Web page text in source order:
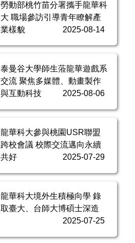
勞動部桃竹苗分署攜手龍華科
大 職場參訪引導青年瞭解產
業樣貌
2025-08-14
泰曼谷大學師生蒞龍華遊戲系
交流 聚焦多媒體、動畫製作
與互動科技
2025-08-06
龍華科大參與桃園USR聯盟
跨校會議 校際交流邁向永續
共好
2025-07-29
龍華科大境外生積極向學 錄
取臺大、台師大博碩士深造
2025-07-25